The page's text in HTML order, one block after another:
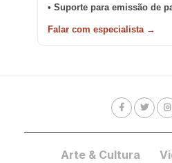
• Suporte para emissão de
Falar com especialista →
Arte & Cultura